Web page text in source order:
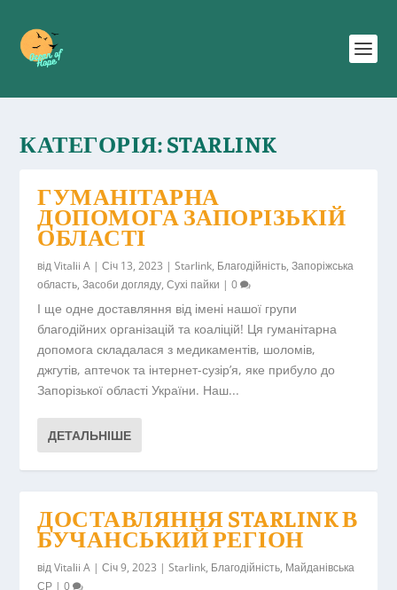
КАТЕГОРІЯ:STARLINK
ГУМАНІТАРНА
ДОПОМОГА ЗАПОРІЗЬКІЙ
ОБЛАСТІ
відVitalii A |Січ 13, 2023 |Starlink, Благодійність,Запоріжська
область,Засоби догляду,Сухі пайки |0
І ще одне доставляння від імені нашої групи
благодійних організацій та коаліцій! Ця гуманітарна
допомога складалася з медикаментів, шоломів,
джгутів, аптечок та інтернет-сузір’я, яке прибуло до
Запорізької області України. Наш...
ДЕТАЛЬНІШЕ
ДОСТАВЛЯННЯ STARLINK В
БУЧАНСЬКИЙ РЕГІОН
відVitalii A |Січ 9, 2023 |Starlink, Благодійність, Майданівська
СР |0